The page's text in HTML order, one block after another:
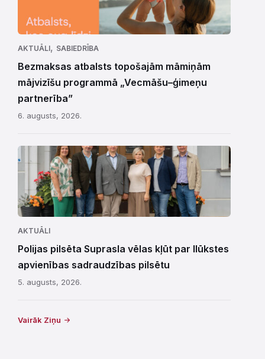
AKTUĀLI, SABIEDRĪBA
Bezmaksas atbalsts topošajām māmiņām
mājvizīšu programmā „Vecmāšu–ģimeņu
partnerība”
6. augusts, 2026.
AKTUĀLI
Polijas pilsēta Suprasla vēlas kļūt par Ilūkstes
apvienības sadraudzības pilsētu
5. augusts, 2026.
Vairāk Ziņu